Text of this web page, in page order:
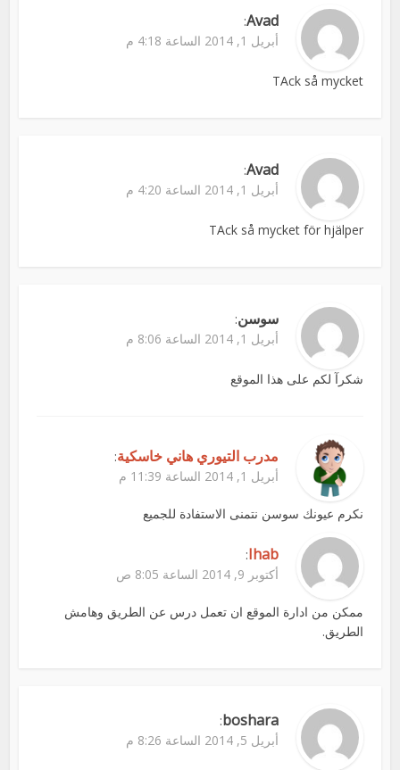
Avad
:
أبريل 1, 2014 الساعة 4:18 م
TAck så mycket
Avad
:
أبريل 1, 2014 الساعة 4:20 م
TAck så mycket för hjälper
سوسن:
أبريل 1, 2014 الساعة 8:06 م
شكرآ لكم على هذا الموقع
مدرب التيوري هاني خاسكية:
أبريل 1, 2014 الساعة 11:39 م
نكرم عيونك سوسن نتمنى الاستفادة للجميع
Ihab
:
أكتوبر 9, 2014 الساعة 8:05 ص
ممكن من ادارة الموقع ان تعمل درس عن الطريق وهامش
الطريق.
boshara
:
أبريل 5, 2014 الساعة 8:26 م